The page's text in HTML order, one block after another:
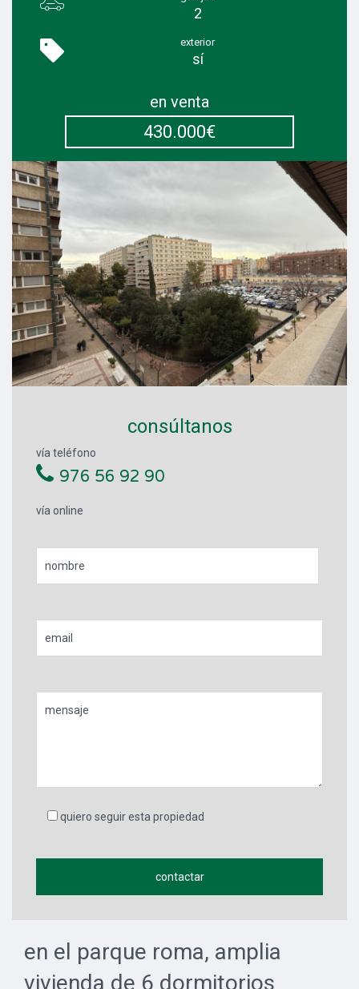
2
exterior
sí
en venta
430.000€
consúltanos
vía teléfono
976 56 92 90
vía online
quiero seguir esta propiedad
en el parque roma, amplia
vivienda de 6 dormitorios